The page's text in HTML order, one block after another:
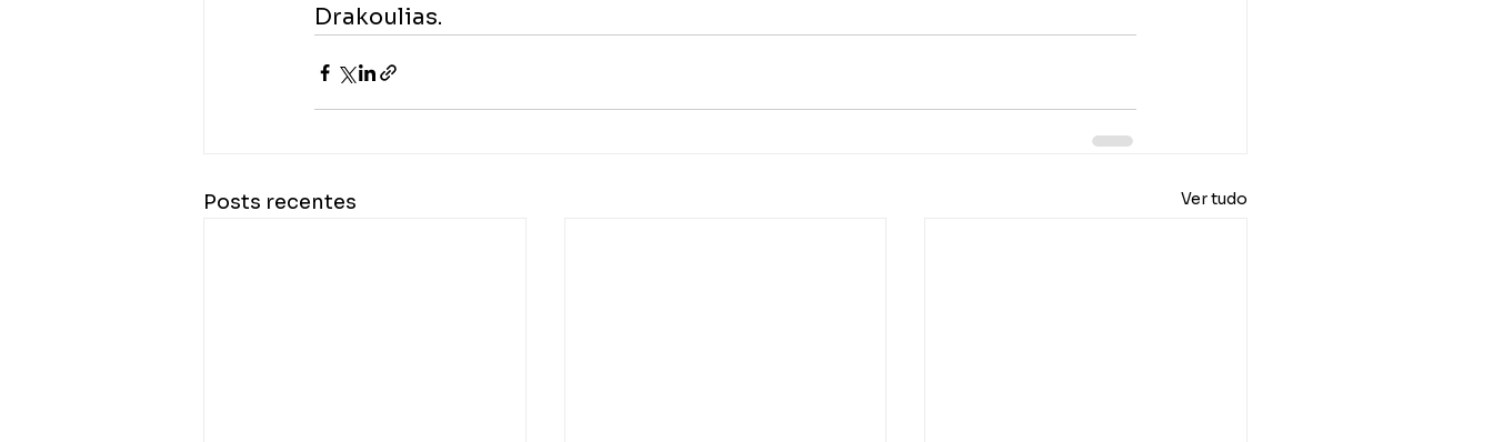
Drakoulias.
Posts recentes Ver tudo